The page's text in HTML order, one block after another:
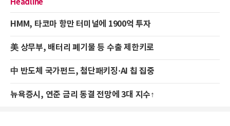
Headline
HMM, 타코마 항만 터미널에 1900억 투자
美 상무부, 배터리 폐기물 등 수출 제한키로
中 반도체 국가펀드, 첨단패키징·AI 칩 집중
뉴욕증시, 연준 금리 동결 전망에 3대 지수↑